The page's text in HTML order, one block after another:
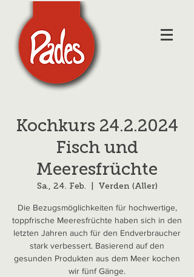
Kochkurs 24.2.2024
Fisch und
Meeresfrüchte
Sa., 24. Feb. Verden (Aller)
Die Bezugsmöglichkeiten für hochwertige,
toppfrische Meeresfrüchte haben sich in den
letzten Jahren auch für den Endverbraucher
stark verbessert. Basierend auf den
gesunden Produkten aus dem Meer kochen
wir fünf Gänge.